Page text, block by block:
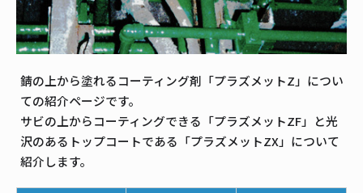
錆の上から塗れるコーティング剤「プラズメットZ」につい
ての紹介ページです。
サビの上からコーティングできる「プラズメットZF」と光
沢のあるトップコートである「プラズメットZX」について
紹介します。